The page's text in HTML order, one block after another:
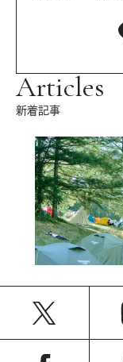
Articles
新着記事